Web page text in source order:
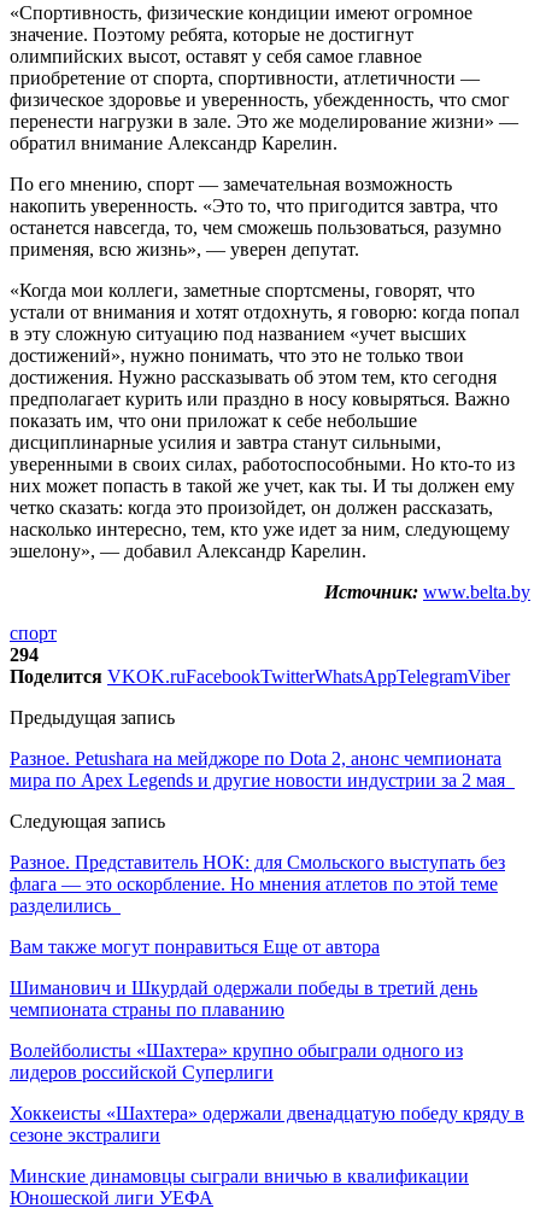
«Спортивность, физические кондиции имеют огромное
значение. Поэтому ребята, которые не достигнут
олимпийских высот, оставят у себя самое главное
приобретение от спорта, спортивности, атлетичности —
физическое здоровье и уверенность, убежденность, что смог
перенести нагрузки в зале. Это же моделирование жизни» —
обратил внимание Александр Карелин.
По его мнению, спорт — замечательная возможность
накопить уверенность. «Это то, что пригодится завтра, что
останется навсегда, то, чем сможешь пользоваться, разумно
применяя, всю жизнь», — уверен депутат.
«Когда мои коллеги, заметные спортсмены, говорят, что
устали от внимания и хотят отдохнуть, я говорю: когда попал
в эту сложную ситуацию под названием «учет высших
достижений», нужно понимать, что это не только твои
достижения. Нужно рассказывать об этом тем, кто сегодня
предполагает курить или праздно в носу ковыряться. Важно
показать им, что они приложат к себе небольшие
дисциплинарные усилия и завтра станут сильными,
уверенными в своих силах, работоспособными. Но кто-то из
них может попасть в такой же учет, как ты. И ты должен ему
четко сказать: когда это произойдет, он должен рассказать,
насколько интересно, тем, кто уже идет за ним, следующему
эшелону», — добавил Александр Карелин.
Источник: www.belta.by
спорт
294
Поделится VKOK.ruFacebookTwitterWhatsAppTelegramViber
Предыдущая запись
Разное. Petushara на мейджоре по Dota 2, анонс чемпионата
мира по Apex Legends и другие новости индустрии за 2 мая
Следующая запись
Разное. Представитель НОК: для Смольского выступать без
флага — это оскорбление. Но мнения атлетов по этой теме
разделились
Вам также могут понравиться Еще от автора
Шиманович и Шкурдай одержали победы в третий день
чемпионата страны по плаванию
Волейболисты «Шахтера» крупно обыграли одного из
лидеров российской Суперлиги
Хоккеисты «Шахтера» одержали двенадцатую победу кряду в
сезоне экстралиги
Минские динамовцы сыграли вничью в квалификации
Юношеской лиги УЕФА